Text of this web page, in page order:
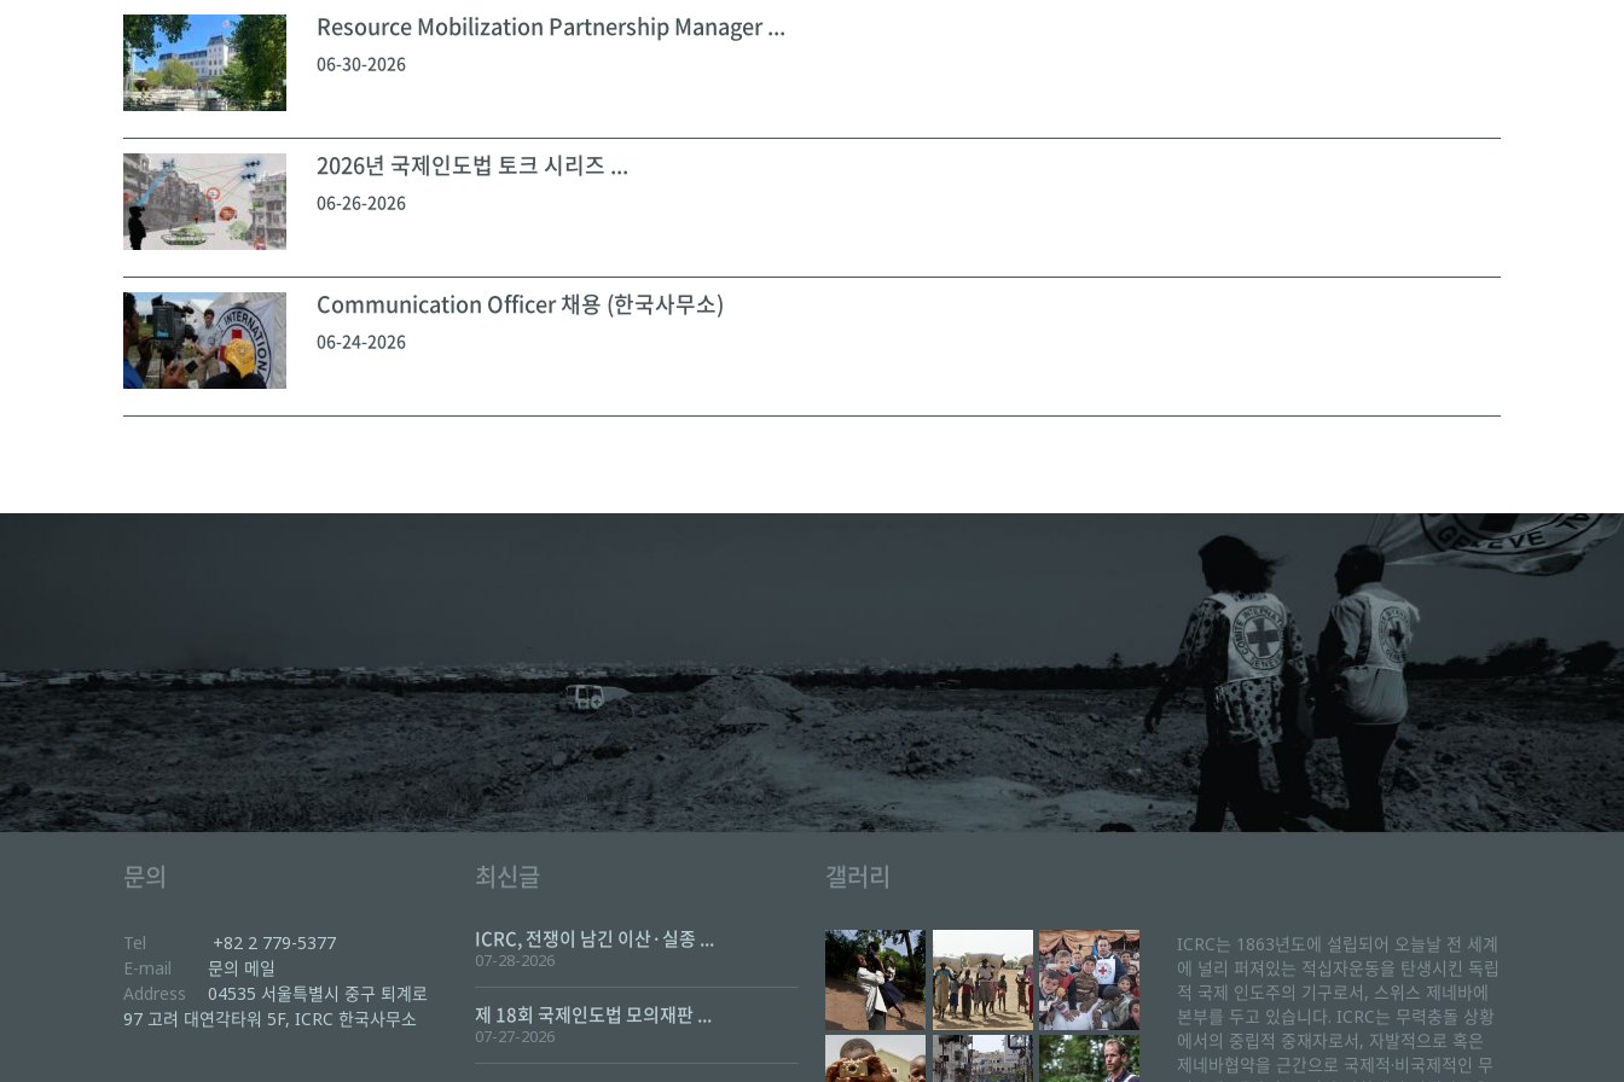
Resource Mobilization Partnership Manager ...
06-30-2026
2026년 국제인도법 토크 시리즈 ...
06-26-2026
Communication Officer 채용 (한국사무소)
06-24-2026
문의
Tel
+82 2 779-5377
E-mail
문의 메일
Address
04535 서울특별시 중구 퇴계로
97 고려 대연각타워 5F, ICRC 한국사무소
최신글
ICRC, 전쟁이 남긴 이산·실종 ...
07-28-2026
제 18회 국제인도법 모의재판 ...
07-27-2026
갤러리
ICRC는 1863년도에 설립되어 오늘날 전 세계
에 널리 퍼져있는 적십자운동을 탄생시킨 독립
적 국제 인도주의 기구로서, 스위스 제네바에
본부를 두고 있습니다. ICRC는 무력충돌 상황
에서의 중립적 중재자로서, 자발적으로 혹은
제네바협약을 근간으로 국제적·비국제적인 무